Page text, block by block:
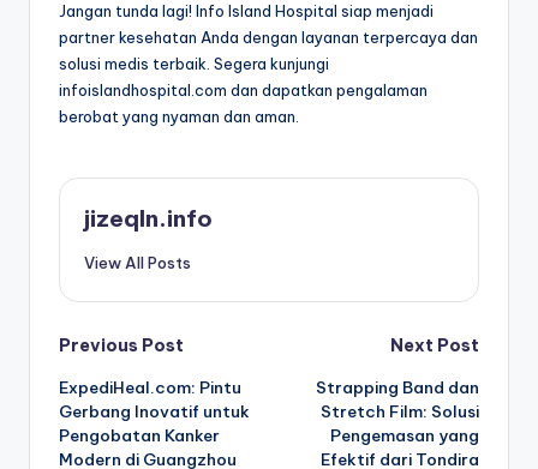
Jangan tunda lagi! Info Island Hospital siap menjadi
partner kesehatan Anda dengan layanan terpercaya dan
solusi medis terbaik. Segera kunjungi
infoislandhospital.com dan dapatkan pengalaman
berobat yang nyaman dan aman.
jizeqln.info
View All Posts
Post
navigation
Previous Post
ExpediHeal.com: Pintu
Gerbang Inovatif untuk
Pengobatan Kanker
Modern di Guangzhou
Next Post
Strapping Band dan
Stretch Film: Solusi
Pengemasan yang
Efektif dari Tondira